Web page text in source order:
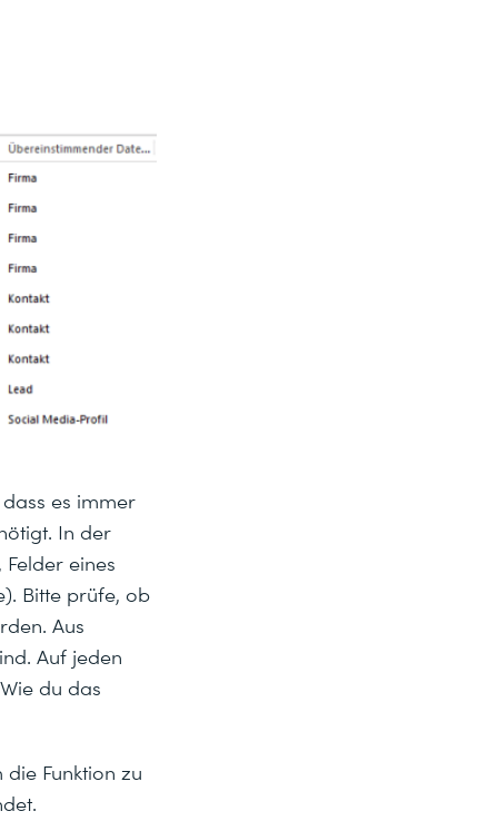
es immer
In der
eines
Bitte prüfe, ob
Aus
Auf jeden
du das
Funktion zu